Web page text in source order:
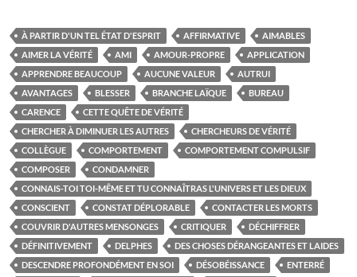
À PARTIR D'UN TEL ÉTAT D'ESPRIT AFFIRMATIVE
AIMABLES
AIMER LA VÉRITÉ
AMI AMOUR-PROPRE
APPLICATION
APPRENDRE BEAUCOUP
AUCUNE VALEUR
AUTRUI
AVANTAGES
BLESSER BRANCHE LAÏQUE
BUREAU
CARENCE
CETTE QUÊTE DE VÉRITÉ
CHERCHER À DIMINUER LES AUTRES
CHERCHEURS DE VÉRITÉ
COLLÈGUE
COMPORTEMENT
COMPORTEMENT COMPULSIF
COMPOSER
CONDAMNER
CONNAIS-TOI TOI-MÊME ET TU CONNAÎTRAS L'UNIVERS ET LES DIEUX
CONSCIENT
CONSTAT DÉPLORABLE
CONTACTER LES MORTS
COUVRIR D'AUTRES MENSONGES
CRITIQUER
DÉCHIFFRER
DÉFINITIVEMENT
DELPHES
DES CHOSES DÉRANGEANTES ET LAIDES
DESCENDRE PROFONDÉMENT EN SOI
DÉSOBÉISSANCE
ENTERRÉ